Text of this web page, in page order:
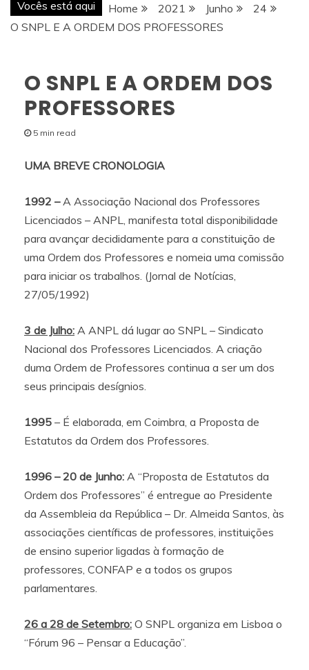
Vocês está aqui Home 2021 Junho
24
O SNPL E A ORDEM DOS PROFESSORES
O SNPL E A ORDEM DOS
PROFESSORES
5 min read
UMA BREVE CRONOLOGIA
1992 –A Associação Nacional dos Professores
Licenciados – ANPL, manifesta total disponibilidade
para avançar decididamente para a constituição de
uma Ordem dos Professores e nomeia uma comissão
para iniciar os trabalhos. (Jornal de Notícias,
27/05/1992)
3 de Julho: A ANPL dá lugar ao SNPL – Sindicato
Nacional dos Professores Licenciados. A criação
duma Ordem de Professores continua a ser um dos
seus principais desígnios.
1995 – É elaborada, em Coimbra, a Proposta de
Estatutos da Ordem dos Professores.
1996 – 20 de Junho: A “Proposta de Estatutos da
Ordem dos Professores” é entregue ao Presidente
da Assembleia da República – Dr. Almeida Santos, às
associações científicas de professores, instituições
de ensino superior ligadas à formação de
professores, CONFAP e a todos os grupos
parlamentares.
26 a 28 de Setembro: O SNPL organiza em Lisboa o
“Fórum 96 – Pensar a Educação”.